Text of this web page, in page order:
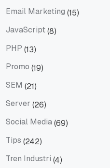
Email Marketing (15)
JavaScript(8)
PHP (13)
Promo (19)
SEM (21)
Server (26)
Social Media(69)
Tips (242)
Tren Industri (4)